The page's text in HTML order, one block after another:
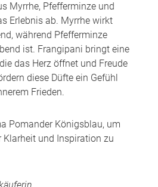
Myrrhe, Pfefferminze und
Erlebnis ab. Myrrhe wirkt
während Pfefferminze
ist. Frangipani bringt eine
das Herz öffnet und Freude
diese Düfte ein Gefühl
Frieden.
Pomander Königsblau, um
Klarheit und Inspiration zu